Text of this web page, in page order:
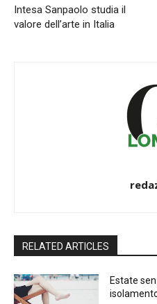
Intesa Sanpaolo studia il
valore dell’arte in Italia
RELATED ARTICLES
Estate